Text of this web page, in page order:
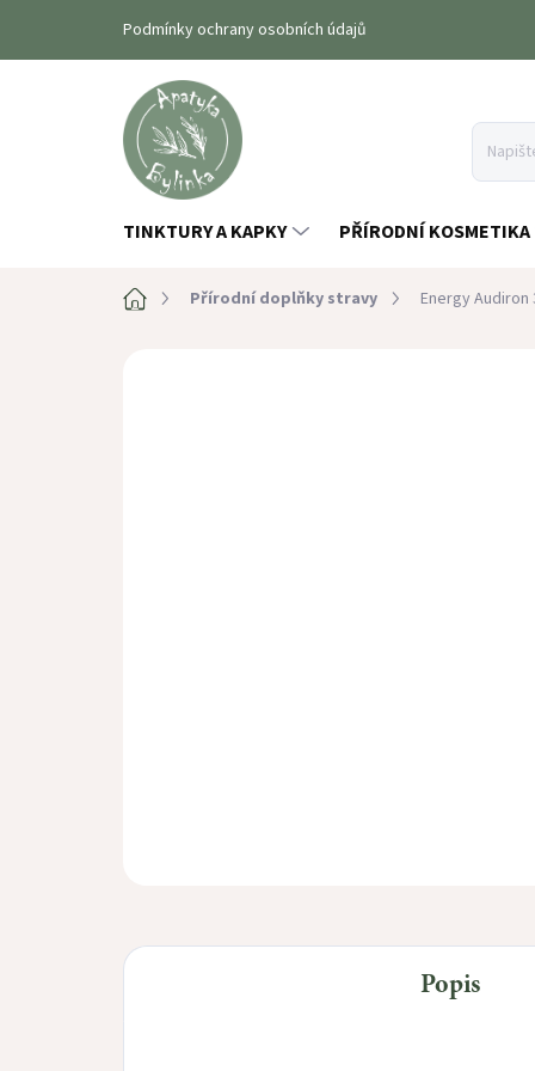
obsah
Podmínky ochrany osobních údajů
TINKTURY A KAPKY PŘÍRODNÍ KOSMETIKA
Domů Přírodní doplňky stravy Energy Audiron
Popis